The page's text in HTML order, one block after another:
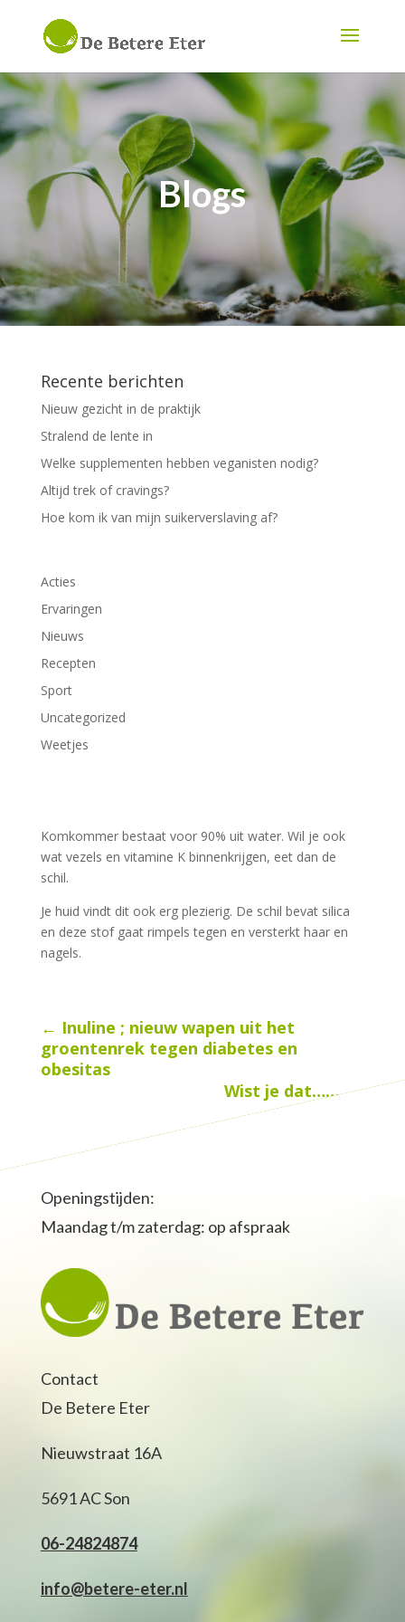
Blogs
Recente berichten
Nieuw gezicht in de praktijk
Stralend de lente in
Welke supplementen hebben veganisten nodig?
Altijd trek of cravings?
Hoe kom ik van mijn suikerverslaving af?
Acties
Ervaringen
Nieuws
Recepten
Sport
Uncategorized
Weetjes
Komkommer bestaat voor 90% uit water. Wil je ook
wat vezels en vitamine K binnenkrijgen, eet dan de
schil.
Je huid vindt dit ook erg plezierig. De schil bevat silica
en deze stof gaat rimpels tegen en versterkt haar en
nagels.
← Inuline ; nieuw wapen uit het
groentenrek tegen diabetes en
obesitas
Wist je dat…….→
Openingstijden:
Maandag t/m zaterdag: op afspraak
Contact
De Betere Eter
Nieuwstraat 16A
5691 AC Son
06-24824874
info@betere-eter.nl